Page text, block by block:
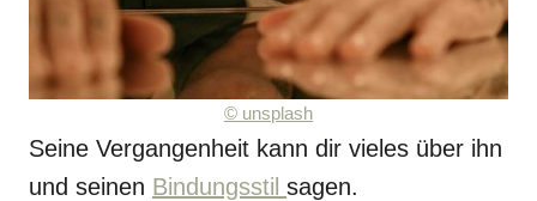
© unsplash
Seine Vergangenheit kann dir vieles über ihn
und seinen Bindungsstil sagen.